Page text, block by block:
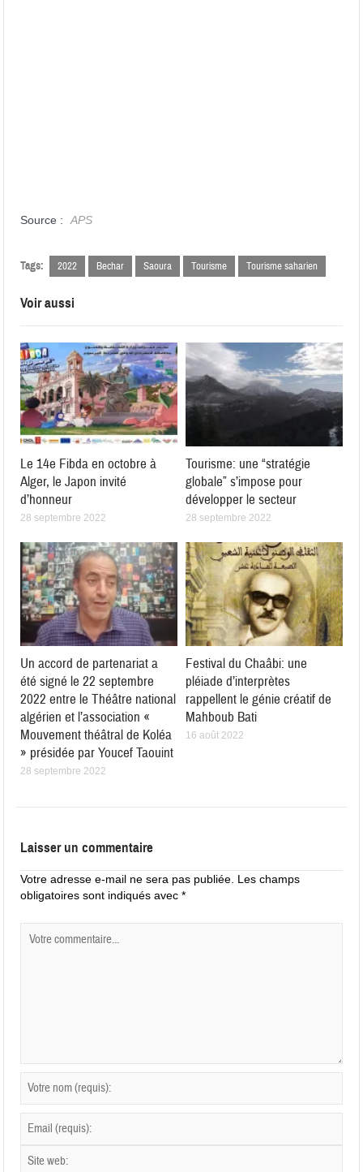
Source : APS
Tags: 2022 Bechar Saoura Tourisme Tourisme saharien
Voir aussi
Le 14e Fibda en octobre à
Alger, le Japon invité
d’honneur
28 septembre 2022
Tourisme: une “stratégie
globale” s’impose pour
développer le secteur
28 septembre 2022
Un accord de partenariat a
été signé le 22 septembre
2022 entre le Théâtre national
algérien et l’association «
Mouvement théâtral de Koléa
» présidée par Youcef Taouint
28 septembre 2022
Festival du Chaâbi: une
pléiade d’interprètes
rappellent le génie créatif de
Mahboub Bati
16 août 2022
Laisser un commentaire
Votre adresse e-mail ne sera pas publiée. Les champs
obligatoires sont indiqués avec*